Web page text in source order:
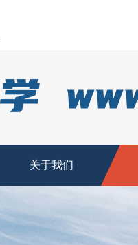
关于我们